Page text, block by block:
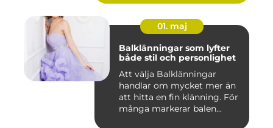
01. maj
Balklänningar som lyfter
både stil och personlighet
Att välja Balklänningar
handlar om mycket mer än
att hitta en fin klänning. För
många markerar balen...